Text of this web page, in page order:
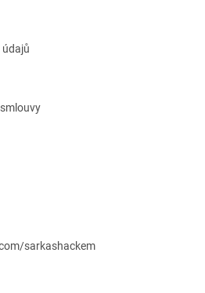
sarkashackem